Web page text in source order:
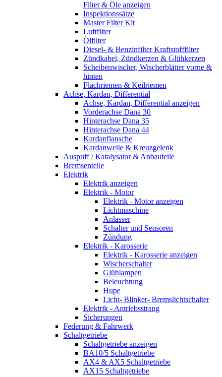
Filter & Öle anzeigen
Inspektionssätze
Master Filter Kit
Luftfilter
Ölfilter
Diesel- & Benzinfilter Kraftstofffilter
Zündkabel, Zündkerzen & Glühkerzen
Scheibenwischer, Wischerblätter vorne &
hinten
Flachriemen & Keilriemen
Achse, Kardan, Differential
Achse, Kardan, Differential anzeigen
Vorderachse Dana 30
Hinterachse Dana 35
Hinterachse Dana 44
Kardanflansche
Kardanwelle & Kreuzgelenk
Auspuff / Katalysator & Anbauteile
Bremsenteile
Elektrik
Elektrik anzeigen
Elektrik - Motor
Elektrik - Motor anzeigen
Lichtmaschine
Anlasser
Schalter und Sensoren
Zündung
Elektrik - Karosserie
Elektrik - Karosserie anzeigen
Wischerschalter
Glühlampen
Beleuchtung
Hupe
Licht- Blinker- Bremslichtschalter
Elektrik - Antriebsstrang
Sicherungen
Federung & Fahrwerk
Schaltgetriebe
Schaltgetriebe anzeigen
BA10/5 Schaltgetriebe
AX4 & AX5 Schaltgetriebe
AX15 Schaltgetriebe